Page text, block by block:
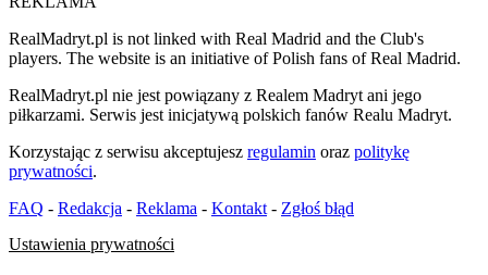
RealMadryt.pl is not linked with Real Madrid and the Club's
players. The website is an initiative of Polish fans of Real Madrid.
RealMadryt.pl nie jest powiązany z Realem Madryt ani jego
piłkarzami. Serwis jest inicjatywą polskich fanów Realu Madryt.
Korzystając z serwisu akceptujesz regulamin oraz politykę
prywatności.
FAQ - Redakcja - Reklama - Kontakt - Zgłoś błąd
Ustawienia prywatności